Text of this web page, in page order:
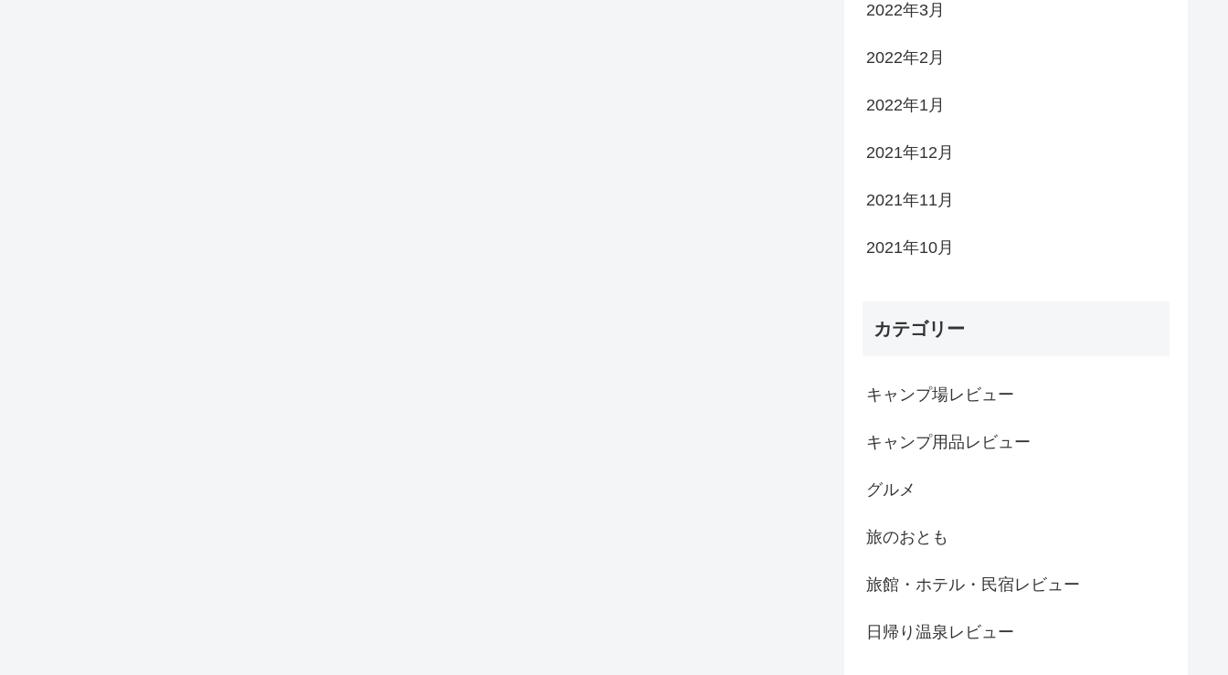
2022年3月
2022年2月
2022年1月
2021年12月
2021年11月
2021年10月
カテゴリー
キャンプ場レビュー
キャンプ用品レビュー
グルメ
旅のおとも
旅館・ホテル・民宿レビュー
日帰り温泉レビュー